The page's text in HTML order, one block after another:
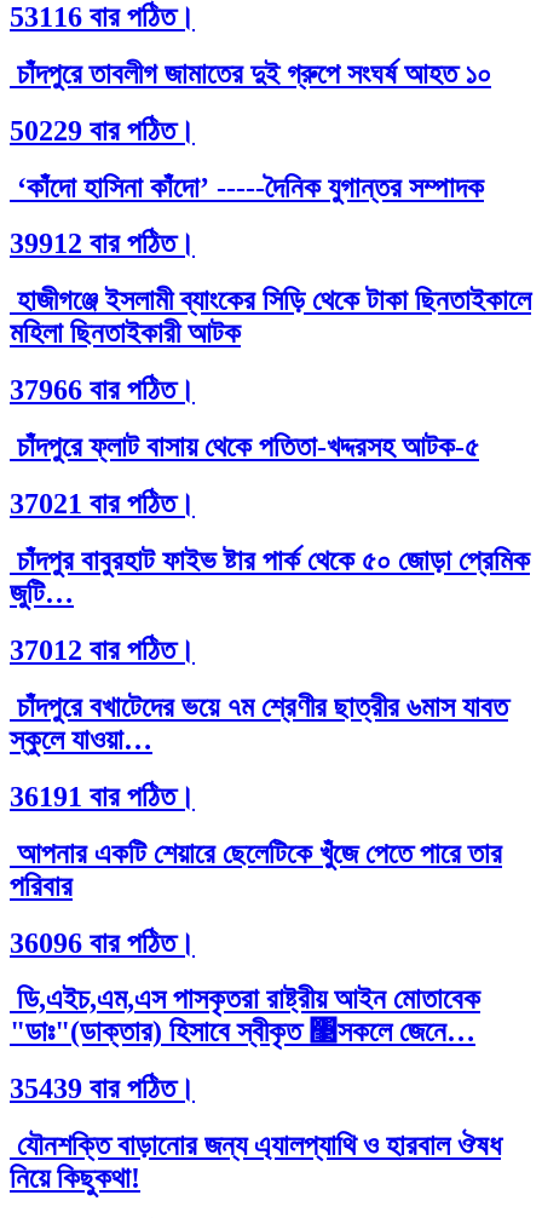
53116 বার পঠিত।
চাঁদপুরে তাবলীগ জামাতের দুই গ্রুপে সংঘর্ষ আহত ১০
50229 বার পঠিত।
‘কাঁদো হাসিনা কাঁদো’ -----দৈনিক যুগান্তর সম্পাদক
39912 বার পঠিত।
হাজীগঞ্জে ইসলামী ব্যাংকের সিড়ি থেকে টাকা ছিনতাইকালে
মহিলা ছিনতাইকারী আটক
37966 বার পঠিত।
চাঁদপুরে ফ্লাট বাসায় থেকে পতিতা-খদ্দরসহ আটক-৫
37021 বার পঠিত।
চাঁদপুর বাবুরহাট ফাইভ ষ্টার পার্ক থেকে ৫০ জোড়া প্রেমিক
জুটি…
37012 বার পঠিত।
চাঁদপুরে বখাটেদের ভয়ে ৭ম শ্রেণীর ছাত্রীর ৬মাস যাবত
স্কুলে যাওয়া…
36191 বার পঠিত।
আপনার একটি শেয়ারে ছেলেটিকে খুঁজে পেতে পারে তার
পরিবার
36096 বার পঠিত।
ডি,এইচ,এম,এস পাসকৃতরা রাষ্ট্রীয় আইন মোতাবেক
"ডাঃ"(ডাক্তার) হিসাবে স্বীকৃত ঳সকলে জেনে…
35439 বার পঠিত।
যৌনশক্তি বাড়ানোর জন্য এ্যালপ্যাথি ও হারবাল ঔষধ
নিয়ে কিছুকথা!